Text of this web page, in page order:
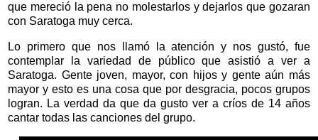
que mereció la pena no molestarlos y dejarlos que gozaran
con Saratoga muy cerca.
Lo primero que nos llamó la atención y nos gustó, fue
contemplar la variedad de público que asistió a ver a
Saratoga. Gente joven, mayor, con hijos y gente aún más
mayor y esto es una cosa que por desgracia, pocos grupos
logran. La verdad da que da gusto ver a críos de 14 años
cantar todas las canciones del grupo.